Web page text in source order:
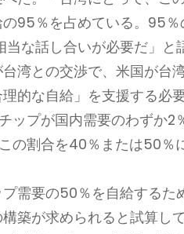
95％を占めている。95
な話し合いが必要だ」と
湾との交渉で、米国が台
的な自給」を支援する必
ップが国内需要のわずか2
の割合を40％または50％
需要の50％を自給する
築が求められると試算し